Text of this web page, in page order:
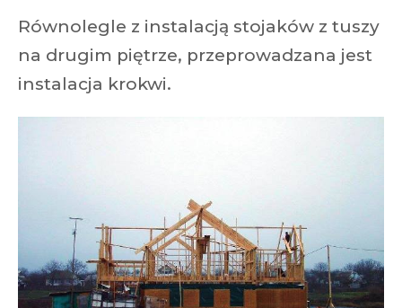
Równolegle z instalacją stojaków z tuszy
na drugim piętrze, przeprowadzana jest
instalacja krokwi.